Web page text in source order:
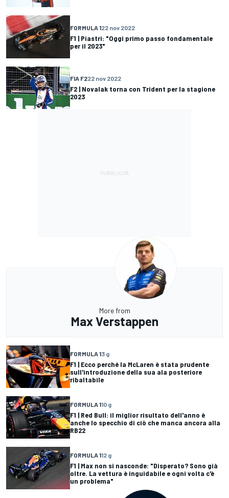
FORMULA 122 nov 2022
F1 | Piastri: "Oggi primo passo fondamentale
per il 2023"
FIA F222 nov 2022
F2 | Novalak torna con Trident per la stagione
2023
More from
Max Verstappen
FORMULA 13 g
F1 | Ecco perché la McLaren è stata prudente
sull'introduzione della sua ala posteriore
ribaltabile
FORMULA 110 g
F1 | Red Bull: il miglior risultato dell'anno è
anche lo specchio di ciò che manca ancora alla
RB22
FORMULA 112 g
F1 | Max non si nasconde: "Disperato? Sono già
oltre. La vettura è inguidabile e ogni volta c'è
un problema"